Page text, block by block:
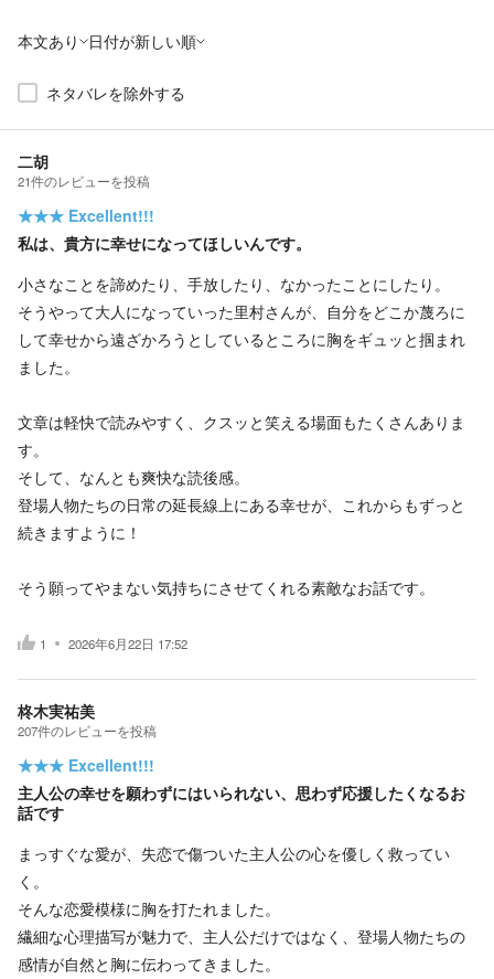
本文あり 日付が新しい順
ネタバレを除外する
二胡
21件のレビューを投稿
★★★ Excellent!!!
私は、貴方に幸せになってほしいんです。
小さなことを諦めたり、手放したり、なかったことにしたり。
そうやって大人になっていった里村さんが、自分をどこか蔑ろに
して幸せから遠ざかろうとしているところに胸をギュッと掴まれ
ました。
文章は軽快で読みやすく、クスッと笑える場面もたくさんありま
す。
そして、なんとも爽快な読後感。
登場人物たちの日常の延長線上にある幸せが、これからもずっと
続きますように！
そう願ってやまない気持ちにさせてくれる素敵なお話です。
1 2026年6月22日 17:52
柊木実祐美
207件のレビューを投稿
★★★ Excellent!!!
主人公の幸せを願わずにはいられない、思わず応援したくなるお
話です
まっすぐな愛が、失恋で傷ついた主人公の心を優しく救ってい
く。
そんな恋愛模様に胸を打たれました。
繊細な心理描写が魅力で、主人公だけではなく、登場人物たちの
感情が自然と胸に伝わってきました。